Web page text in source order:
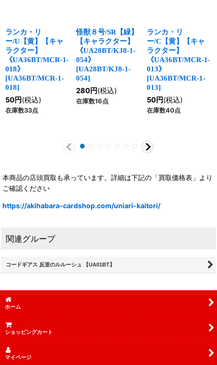
ランカ・リ
ー/U【黄】【キャ
ラクター】
《UA36BT/MCR-1-
018》
[UA36BT/MCR-1-
018]
50円(税込)
在庫数33点
怪獣８号/SR【緑】
【キャラクター】
《UA28BT/KJ8-1-
054》
[UA28BT/KJ8-1-
054]
280円(税込)
在庫数16点
ランカ・リ
ー/C【黄】【キャ
ラクター】
《UA36BT/MCR-1-
013》
[UA36BT/MCR-1-
013]
50円(税込)
在庫数40点
本商品の店頭買取も承っています。詳細は下記の「買取価格表」より
ご確認ください
https://akihabara-cardshop.com/uniari-kaitori/
関連グループ
コードギアス 反逆のルルーシュ 【UA01BT】
ホーム
ショッピングカート
マイページ